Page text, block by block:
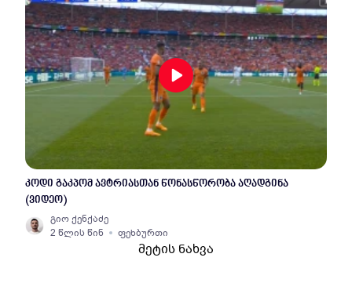
კოდი გაკპომ ავტრიასთან წონასწორობა აღადგინა
(ვიდეო)
გიო ქენქაძე
2 წლის წინ
ფეხბურთი
მეტის ნახვა